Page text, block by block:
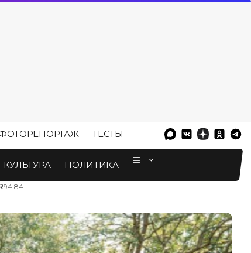
ТЕСТЫ
КУЛЬТУРА ПОЛИТИКА
94.84